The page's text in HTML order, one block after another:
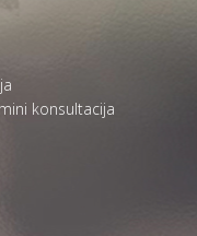
konsultacija